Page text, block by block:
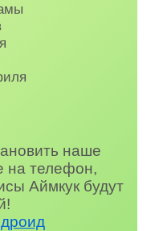
наше
на телефон,
Аймкук будут